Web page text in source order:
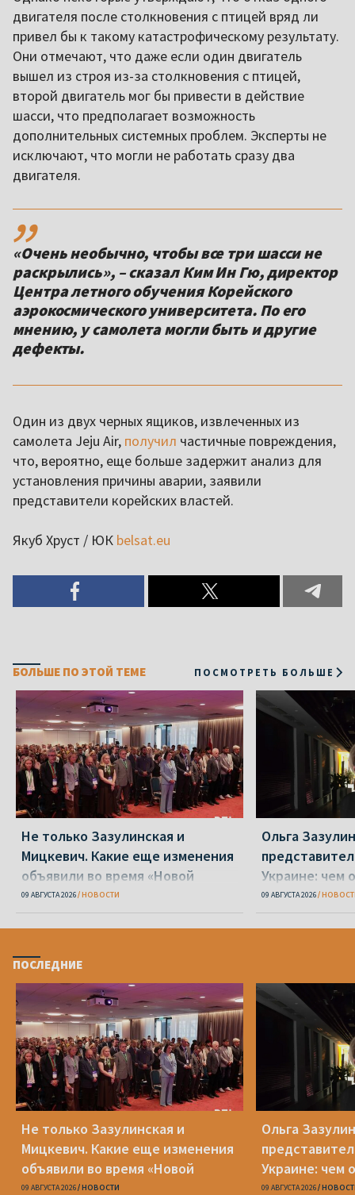
двигателя после столкновения с птицей вряд ли
привел бы к такому катастрофическому результату.
Они отмечают, что даже если один двигатель
вышел из строя из-за столкновения с птицей,
второй двигатель мог бы привести в действие
шасси, что предполагает возможность
дополнительных системных проблем. Эксперты не
исключают, что могли не работать сразу два
двигателя.
,,
«Очень необычно, чтобы все три шасси не
раскрылись», – сказал Ким Ин Гю, директор
Центра летного обучения Корейского
аэрокосмического университета. По его
мнению, у самолета могли быть и другие
дефекты.
Один из двух черных ящиков, извлеченных из
самолета Jeju Air, получил частичные повреждения,
что, вероятно, еще больше задержит анализ для
установления причины аварии, заявили
представители корейских властей.
Якуб Хруст / ЮК belsat.eu
БОЛЬШЕ ПО ЭТОЙ ТЕМЕ ПОСМОТРЕТЬ БОЛЬШЕ
Не только Зазулинская и
Мицкевич. Какие еще изменения
объявили во время «Новой
Беларуси»
09 АВГУСТА 2026 НОВОСТИ
Ольга
Украине: чем
ОПК
09 АВГУСТА 2026
ПОСЛЕДНИЕ
Не только Зазулинская и
Мицкевич. Какие еще изменения
объявили во время «Новой
Беларуси»
09 АВГУСТА 2026 НОВОСТИ
Ольга
Украине: чем
ОПК
09 АВГУСТА 2026